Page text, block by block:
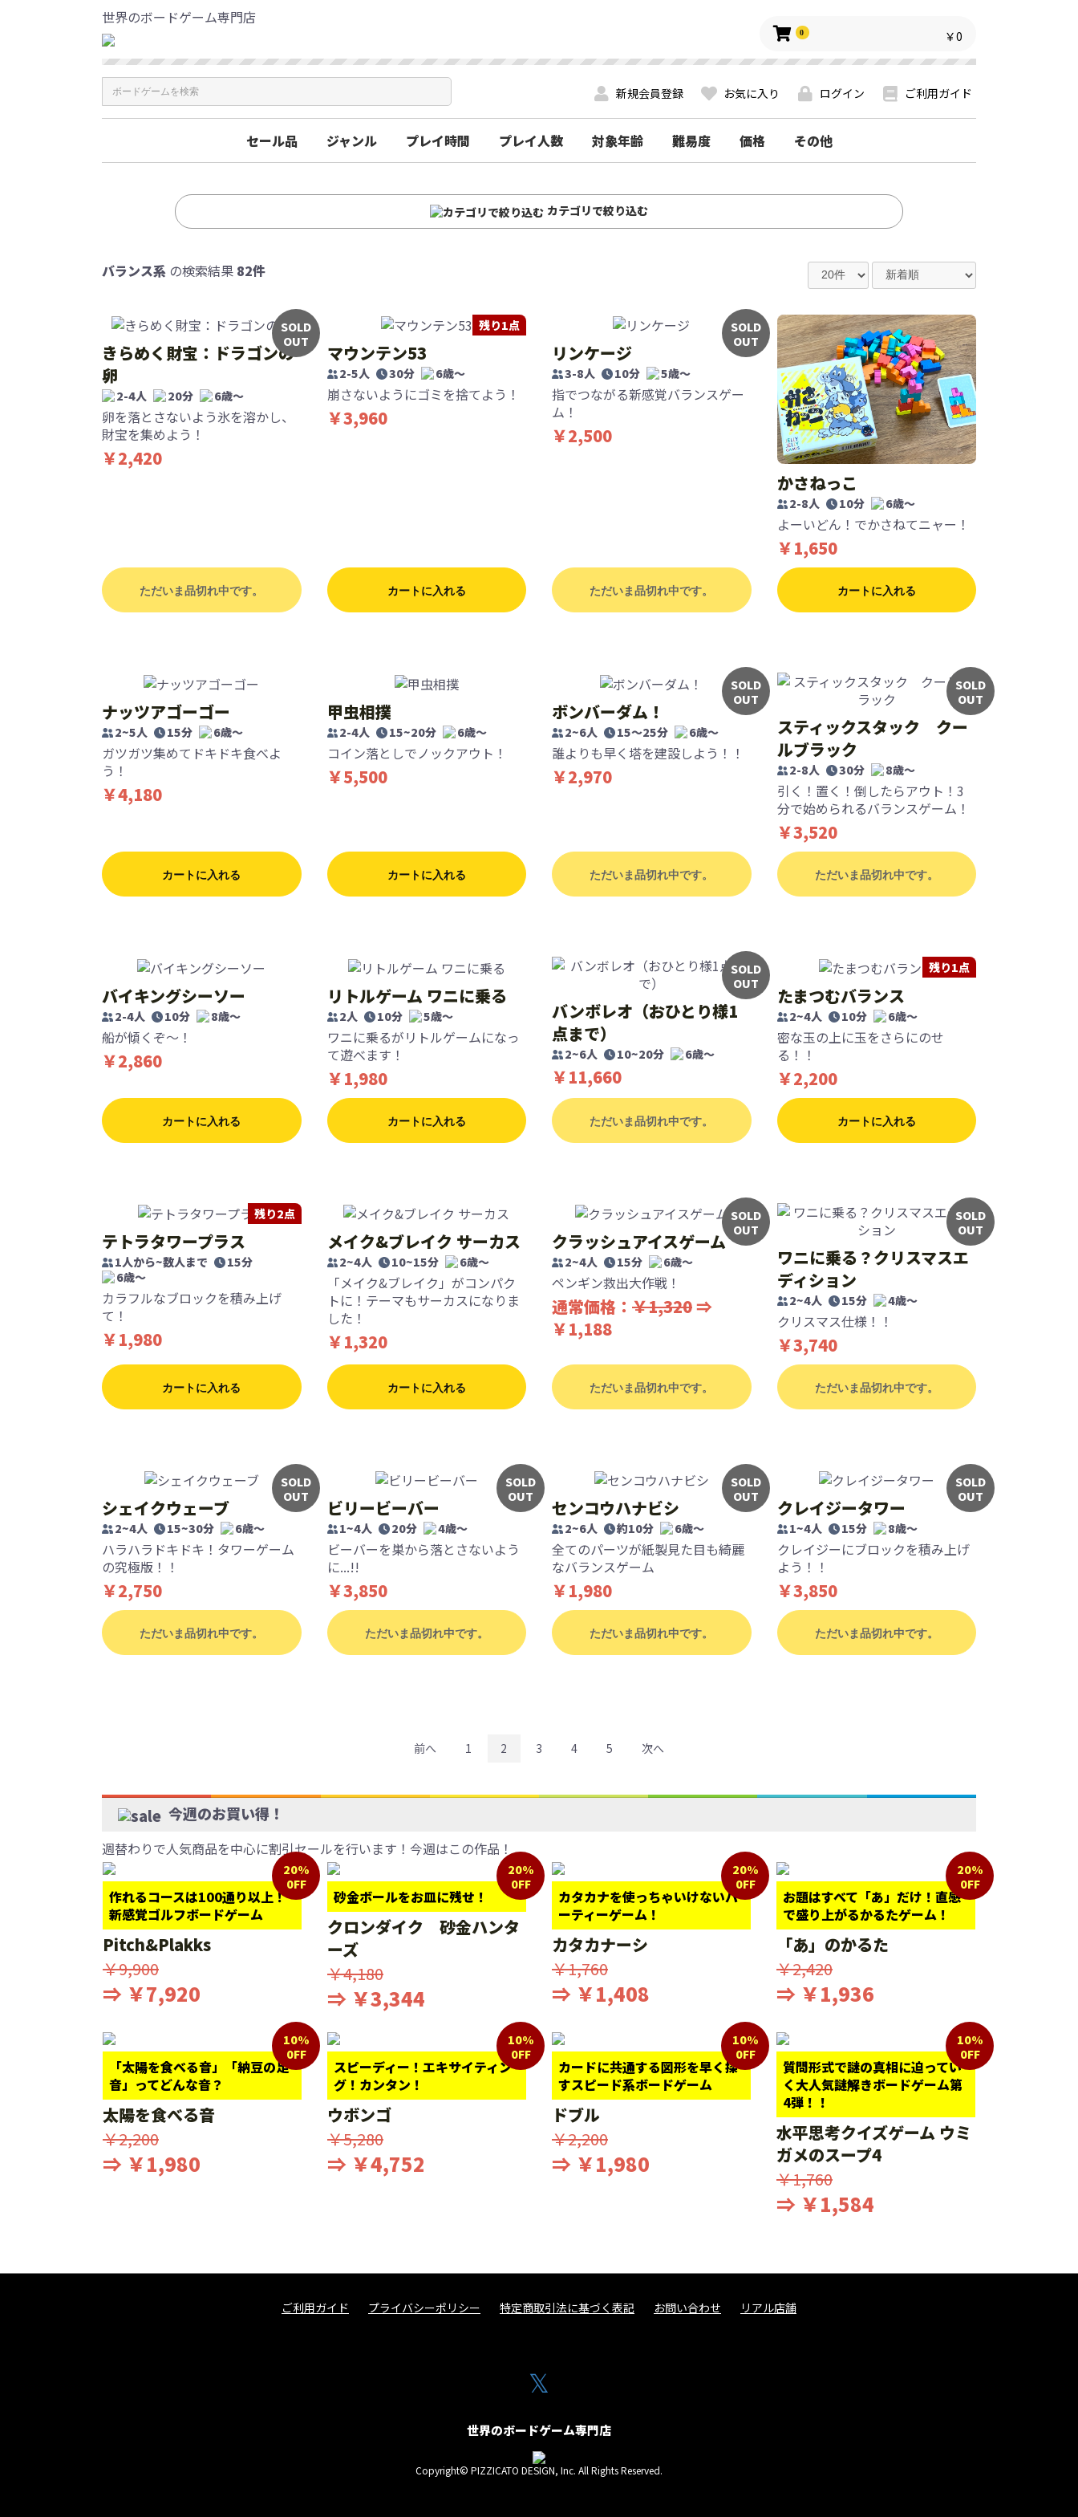
世界のボードゲーム専門店
0 ￥0
新規会員登録 お気に入り ログイン ご利用ガイド
セール品 ジャンル プレイ時間 プレイ人数 対象年齢 難易度 価格 その他
カテゴリで絞り込む
バランス系 の検索結果 82件
SOLD
OUT
きらめく財宝：ドラゴンの
卵
2-4人 20分 6歳〜
卵を落とさないよう氷を溶かし、
財宝を集めよう！
￥2,420
ただいま品切れ中です。
残り1点
マウンテン53
2-5人 30分 6歳〜
崩さないようにゴミを捨てよう！
￥3,960
カートに入れる
SOLD
OUT
リンケージ
3-8人 10分 5歳〜
指でつながる新感覚バランスゲー
ム！
￥2,500
ただいま品切れ中です。
かさねっこ
2-8人 10分 6歳〜
よーいどん！でかさねてニャー！
￥1,650
カートに入れる
ナッツアゴーゴー
2~5人 15分 6歳〜
ガツガツ集めてドキドキ食べよ
う！
￥4,180
カートに入れる
甲虫相撲
2-4人 15~20分 6歳〜
コイン落としでノックアウト！
￥5,500
カートに入れる
SOLD
OUT
ボンバーダム！
2~6人 15～25分 6歳〜
誰よりも早く塔を建設しよう！！
￥2,970
ただいま品切れ中です。
SOLD
OUT
スティックスタック クー
ルブラック
2-8人 30分 8歳〜
引く！置く！倒したらアウト！3
分で始められるバランスゲーム！
￥3,520
ただいま品切れ中です。
バイキングシーソー
2-4人 10分 8歳〜
船が傾くぞ〜！
￥2,860
カートに入れる
リトルゲーム ワニに乗る
2人 10分 5歳〜
ワニに乗るがリトルゲームになっ
て遊べます！
￥1,980
カートに入れる
SOLD
OUT
バンボレオ（おひとり様1
点まで）
2~6人 10~20分 6歳〜
￥11,660
ただいま品切れ中です。
残り1点
たまつむバランス
2~4人 10分 6歳〜
密な玉の上に玉をさらにのせ
る！！
￥2,200
カートに入れる
残り2点
テトラタワープラス
1人から~数人まで
15分
6歳〜
カラフルなブロックを積み上げ
て！
￥1,980
カートに入れる
メイク&ブレイク サーカス
2~4人 10~15分 6歳〜
「メイク&ブレイク」がコンパク
トに！テーマもサーカスになりま
した！
￥1,320
カートに入れる
SOLD
OUT
クラッシュアイスゲーム
2~4人 15分 6歳〜
ペンギン救出大作戦！
通常価格： ￥1,320⇒
￥1,188
ただいま品切れ中です。
SOLD
OUT
ワニに乗る？クリスマスエ
ディション
2~4人 15分 4歳〜
クリスマス仕様！！
￥3,740
ただいま品切れ中です。
SOLD
OUT
シェイクウェーブ
2~4人 15~30分 6歳〜
ハラハラドキドキ！タワーゲーム
の究極版！！
￥2,750
ただいま品切れ中です。
SOLD
OUT
ビリービーバー
1~4人 20分 4歳〜
ビーバーを巣から落とさないよう
に...!!
￥3,850
ただいま品切れ中です。
SOLD
OUT
センコウハナビシ
2~6人 約10分 6歳〜
全てのパーツが紙製見た目も綺麗
なバランスゲーム
￥1,980
ただいま品切れ中です。
SOLD
OUT
クレイジータワー
1~4人 15分 8歳〜
クレイジーにブロックを積み上げ
よう！！
￥3,850
ただいま品切れ中です。
前へ 1 2 3 4 5 次へ
今週のお買い得！
週替わりで人気商品を中心に割引セールを行います！今週はこの作品！
作れるコースは100通り以上！
新感覚ゴルフボードゲーム
20%
0FF
Pitch&Plakks
￥9,900
⇒ ￥7,920
砂金ボールをお皿に残せ！
20%
0FF
クロンダイク 砂金ハンタ
ーズ
￥4,180
⇒ ￥3,344
カタカナを使っちゃいけないパ
ーティーゲーム！
20%
0FF
カタカナーシ
￥1,760
⇒ ￥1,408
お題はすべて「あ」だけ！直感
で盛り上がるかるたゲーム！
20%
0FF
「あ」のかるた
￥2,420
⇒ ￥1,936
「太陽を食べる音」「納豆の足
音」ってどんな音？
10%
0FF
太陽を食べる音
￥2,200
⇒ ￥1,980
スピーディー！エキサイティン
グ！カンタン！
10%
0FF
ウボンゴ
￥5,280
⇒ ￥4,752
カードに共通する図形を早く探
すスピード系ボードゲーム
10%
0FF
ドブル
￥2,200
⇒ ￥1,980
質問形式で謎の真相に迫ってい
く大人気謎解きボードゲーム第
4弾！！
10%
0FF
水平思考クイズゲーム ウミ
ガメのスープ4
￥1,760
⇒ ￥1,584
ご利用ガイド プライバシーポリシー 特定商取引法に基づく表記 お問い合わせ リアル店舗
𝕏
世界のボードゲーム専門店
Copyright© PIZZICATO DESIGN, Inc. All Rights Reserved.